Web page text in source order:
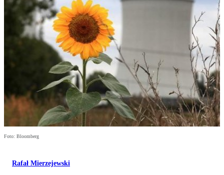
Foto: Bloomberg
Rafał Mierzejewski